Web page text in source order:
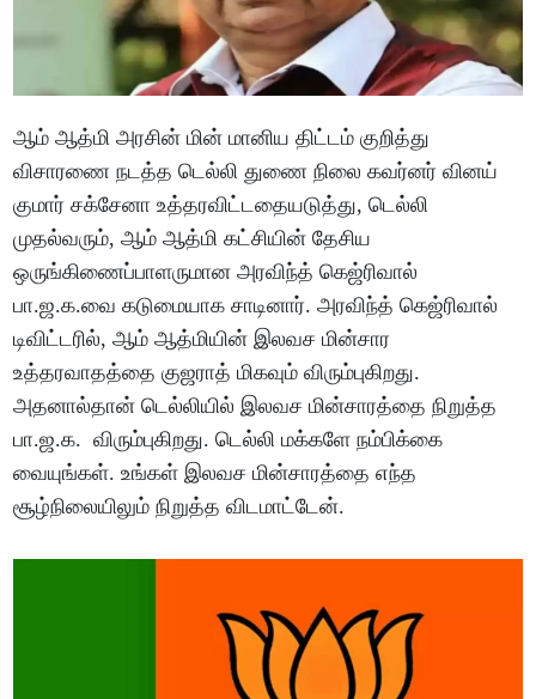
ஆம் ஆத்மி அரசின் மின் மானிய திட்டம் குறித்து
விசாரணை நடத்த டெல்லி துணை நிலை கவர்னர் வினய்
குமார் சக்சேனா உத்தரவிட்டதையடுத்து, டெல்லி
முதல்வரும், ஆம் ஆத்மி கட்சியின் தேசிய
ஒருங்கிணைப்பாளருமான அரவிந்த் கெஜ்ரிவால்
பா.ஜ.க.வை கடுமையாக சாடினார். அரவிந்த் கெஜ்ரிவால்
டிவிட்டரில், ஆம் ஆத்மியின் இலவச மின்சார
உத்தரவாதத்தை குஜராத் மிகவும் விரும்புகிறது.
அதனால்தான் டெல்லியில் இலவச மின்சாரத்தை நிறுத்த
பா.ஜ.க. விரும்புகிறது. டெல்லி மக்களே நம்பிக்கை
வையுங்கள். உங்கள் இலவச மின்சாரத்தை எந்த
சூழ்நிலையிலும் நிறுத்த விடமாட்டேன்.